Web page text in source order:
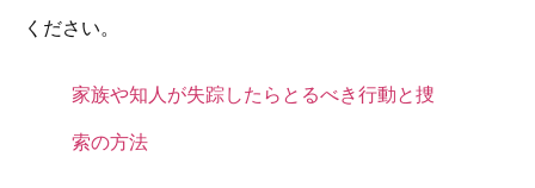
ください。
家族や知人が失踪したらとるべき行動と捜
索の方法